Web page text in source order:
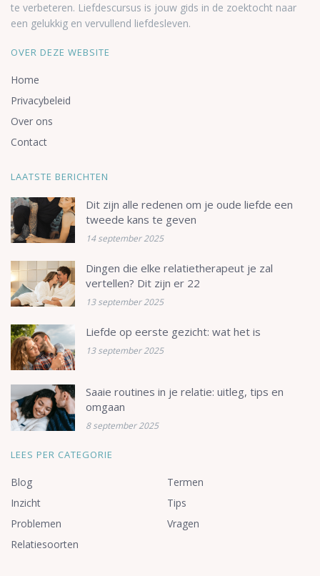
te verbeteren. Liefdescursus is jouw gids in de zoektocht naar
een gelukkig en vervullend liefdesleven.
OVER DEZE WEBSITE
Home
Privacybeleid
Over ons
Contact
LAATSTE BERICHTEN
Dit zijn alle redenen om je oude liefde een
tweede kans te geven
14 september 2025
Dingen die elke relatietherapeut je zal
vertellen? Dit zijn er 22
13 september 2025
Liefde op eerste gezicht: wat het is
13 september 2025
Saaie routines in je relatie: uitleg, tips en
omgaan
8 september 2025
LEES PER CATEGORIE
Blog
Inzicht
Problemen
Relatiesoorten
Termen
Tips
Vragen